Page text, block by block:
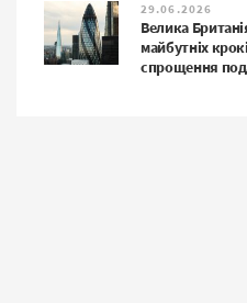
29.06.2026
Велика
майбутніх
спрощення